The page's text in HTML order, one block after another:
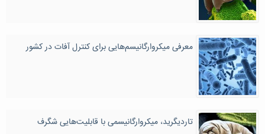
معرفی میکروارگانیسم‌هایی برای کنترل آفات در کشور
تاردیگرید، میکروارگانیسمی با قابلیت‌هایی شگرف